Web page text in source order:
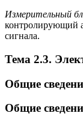
Измерительный
контролирующий
сигнала.
Тема 2.3.
Общие
Общие